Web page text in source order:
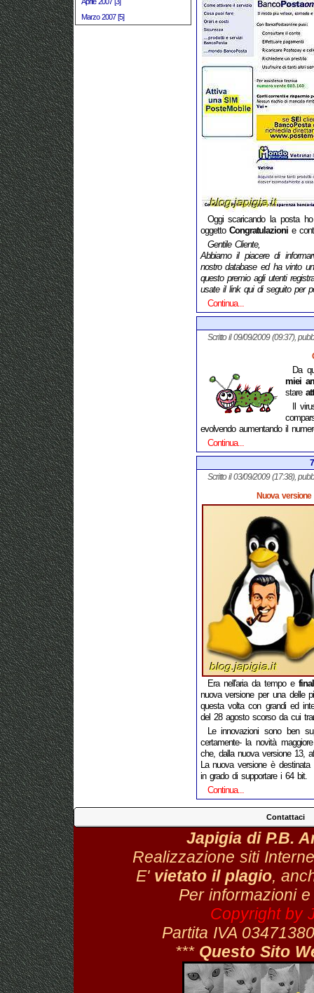
Marzo 2007 [5]
Oggi scaricando la posta
oggetto Congratulazionie
Gentile Cliente,
Abbiamo il piacere di
nostro database ed ha vinto
questo premio agli utenti
usate il link qui di seguito per
Continua...
Scritto il 09/09/2009 (09:37),
Da
miei
stare
Il
evolvendo aumentando il
Continua...
Scritto il 03/09/2009 (17:38),
Nuova
Era nell'aria da tempo e
nuova versione per una delle
questa volta con grandi ed
del 28 agosto scorso da cui
Le innovazioni sono ben
certamente- la novità
che, dalla nuova versione 13,
La nuova versione è
in grado di supportare i 64 bit.
Continua...
Contattaci
Japigia di P.B.
Realizzazione siti
E' vietato il plagio,
Per informazioni
Copyright by
Partita IVA
*** Questo Sito